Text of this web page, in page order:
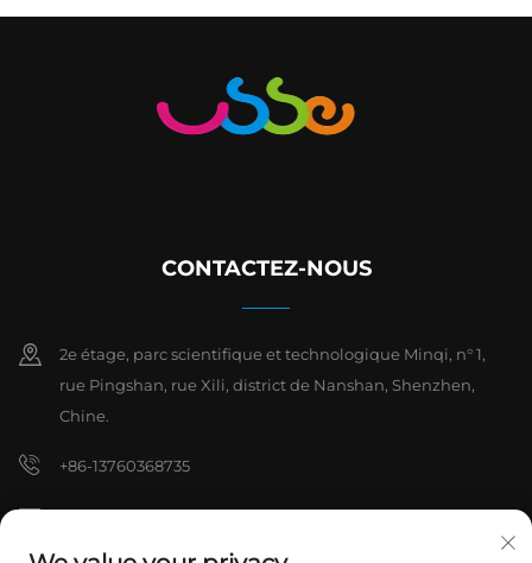
CONTACTEZ-NOUS
2e étage, parc scientifique et technologique Minqi, n° 1,
rue Pingshan, rue Xili, district de Nanshan, Shenzhen,
Chine.
+86-13760368735